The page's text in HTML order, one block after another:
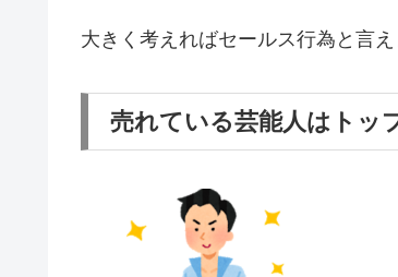
大きく考えればセールス行為と言え
売れている芸能人はトッ